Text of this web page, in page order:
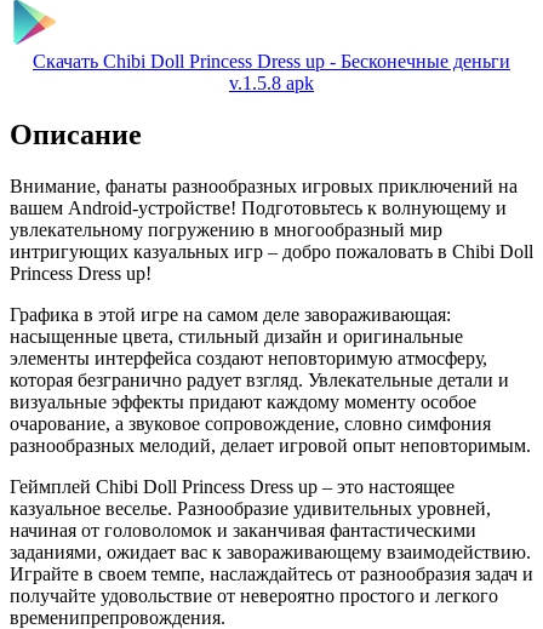
Скачать Chibi Doll Princess Dress up - Бесконечные деньги
v.1.5.8 apk
Описание
Внимание, фанаты разнообразных игровых приключений на
вашем Android-устройстве! Подготовьтесь к волнующему и
увлекательному погружению в многообразный мир
интригующих казуальных игр – добро пожаловать в Chibi Doll
Princess Dress up!
Графика в этой игре на самом деле завораживающая:
насыщенные цвета, стильный дизайн и оригинальные
элементы интерфейса создают неповторимую атмосферу,
которая безгранично радует взгляд. Увлекательные детали и
визуальные эффекты придают каждому моменту особое
очарование, а звуковое сопровождение, словно симфония
разнообразных мелодий, делает игровой опыт неповторимым.
Геймплей Chibi Doll Princess Dress up – это настоящее
казуальное веселье. Разнообразие удивительных уровней,
начиная от головоломок и заканчивая фантастическими
заданиями, ожидает вас к завораживающему взаимодействию.
Играйте в своем темпе, наслаждайтесь от разнообразия задач и
получайте удовольствие от невероятно простого и легкого
временипрепровождения.